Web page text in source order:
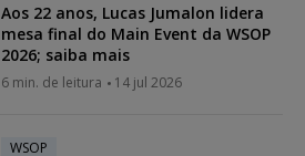
Aos 22 anos, Lucas Jumalon lidera
mesa final do Main Event da WSOP
2026; saiba mais
6 min. de leitura 14 jul 2026
WSOP